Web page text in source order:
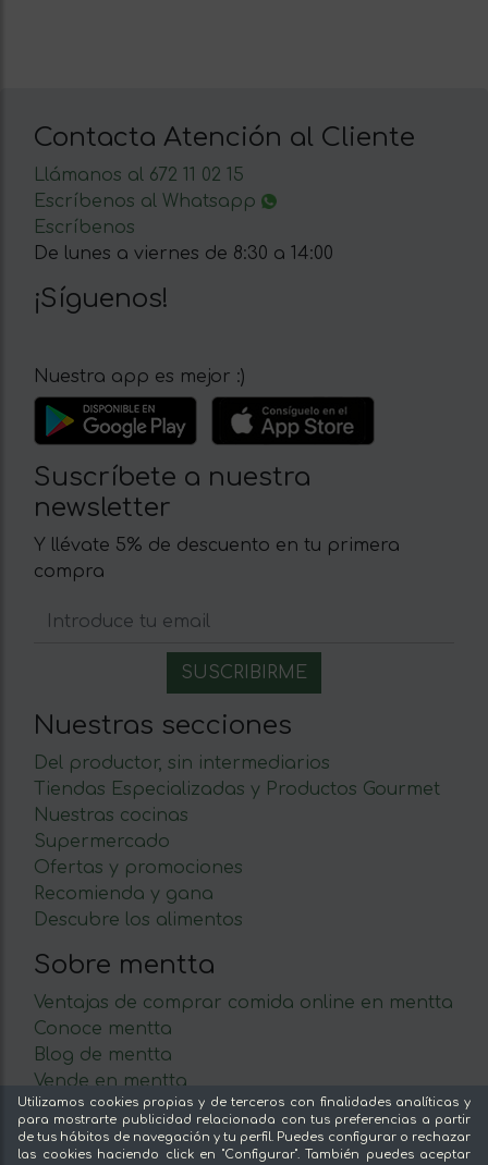
Contacta Atención al Cliente
Llámanos al 672 11 02 15
Escríbenos al Whatsapp
Escríbenos
De lunes a viernes de 8:30 a 14:00
¡Síguenos!
Nuestra app es mejor :)
Suscríbete a nuestra
newsletter
Y llévate 5% de descuento en tu primera
compra
Nuestras secciones
Del productor, sin intermediarios
Tiendas Especializadas y Productos Gourmet
Nuestras cocinas
Supermercado
Ofertas y promociones
Recomienda y gana
Descubre los alimentos
Sobre mentta
Ventajas de comprar comida online en mentta
Conoce mentta
Blog de mentta
Vende en mentta
Fidelización
Preguntas frecuentes
Utilizamos cookies propias y de terceros con finalidades analíticas y
para mostrarte publicidad relacionada con tus preferencias a partir
de tus hábitos de navegación y tu perfil. Puedes configurar o rechazar
las cookies haciendo click en "Configurar". También puedes aceptar